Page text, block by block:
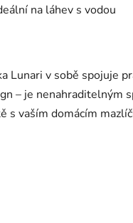
na láhev s vodou
Lunari v sobě spojuje
– je nenahraditelným
s vaším domácím